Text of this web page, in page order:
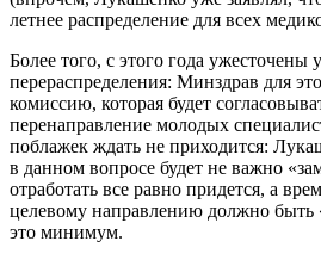
летнее распределение для всех
Более того, с этого года ужесточены
перераспределения: Минздрав для
комиссию, которая будет
перенаправление молодых
поблажек ждать не приходится:
в данном вопросе будет не важно
отработать все равно придется, а
целевому направлению должно
это минимум.